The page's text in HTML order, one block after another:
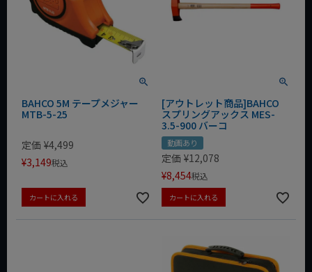
BAHCO 5M テープメジャー
MTB-5-25
定価 ¥4,499
¥3,149税込
カートに入れる
[アウトレット商品]BAHCO
スプリングアックス MES-
3.5-900 バーコ
動画あり
定価 ¥12,078
¥8,454税込
カートに入れる